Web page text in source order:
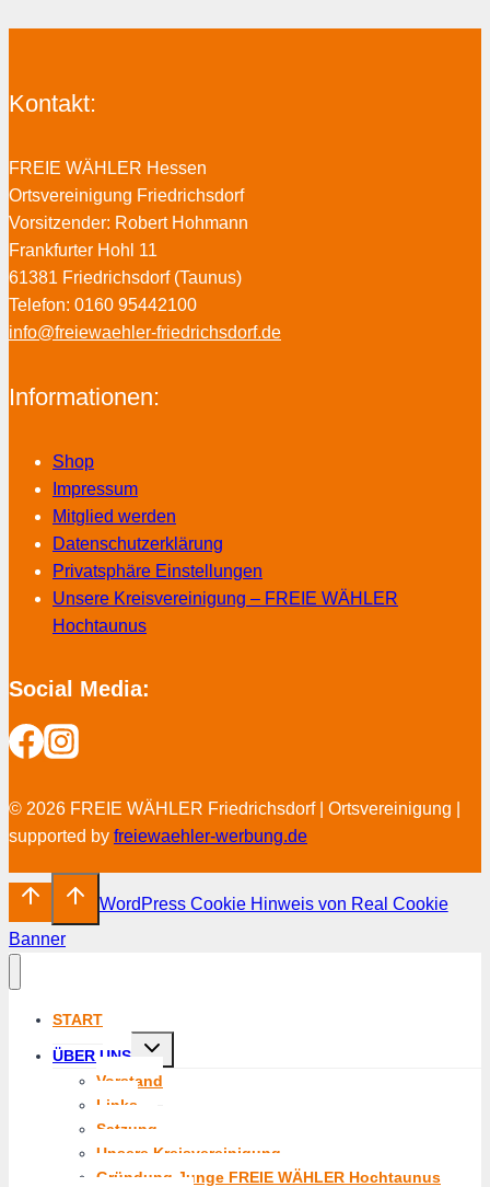
Kontakt:
FREIE WÄHLER Hessen
Ortsvereinigung Friedrichsdorf
Vorsitzender: Robert Hohmann
Frankfurter Hohl 11
61381 Friedrichsdorf (Taunus)
Telefon: 0160 95442100
info@freiewaehler-friedrichsdorf.de
Informationen:
Shop
Impressum
Mitglied werden
Datenschutzerklärung
Privatsphäre Einstellungen
Unsere Kreisvereinigung – FREIE WÄHLER
Hochtaunus
Social Media:
© 2026 FREIE WÄHLER Friedrichsdorf | Ortsvereinigung |
supported by freiewaehler-werbung.de
WordPress Cookie Hinweis von Real Cookie
Banner
START
ÜBER UNS
Untermenü
Vorstand
Links
Satzung
Unsere Kreisvereinigung
Gründung Junge FREIE WÄHLER Hochtaunus